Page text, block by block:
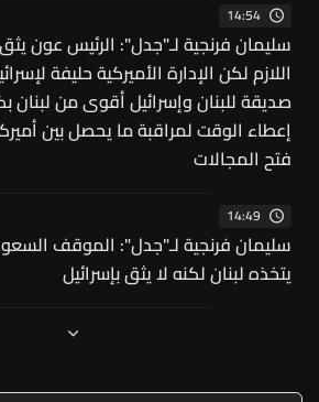
14:54
سليمان فرنجية لـ"جدل": الرئيس عون يثق
اللازم لكن الإدارة الأميركية حليفة
صديقة للبنان وإسرائيل أقوى من لبنان
إعطاء الوقت لمراقبة ما يحصل بين
فتح المجالات
14:49
سليمان فرنجية لـ"جدل": الموقف
يتخذه لبنان لكنه لا يثق بإسرائيل